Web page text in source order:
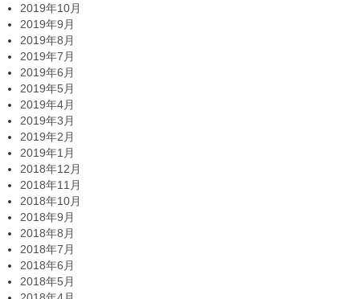
2019年10月
2019年9月
2019年8月
2019年7月
2019年6月
2019年5月
2019年4月
2019年3月
2019年2月
2019年1月
2018年12月
2018年11月
2018年10月
2018年9月
2018年8月
2018年7月
2018年6月
2018年5月